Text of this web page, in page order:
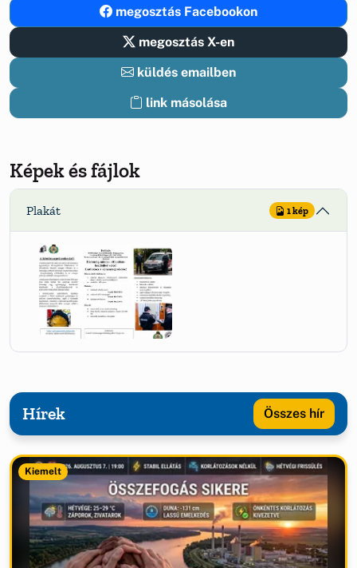
megosztás Facebookon
megosztás X-en
küldés emailben
link másolása
Képek és fájlok
Plakát 1 kép
Hírek Összes hír
Kiemelt